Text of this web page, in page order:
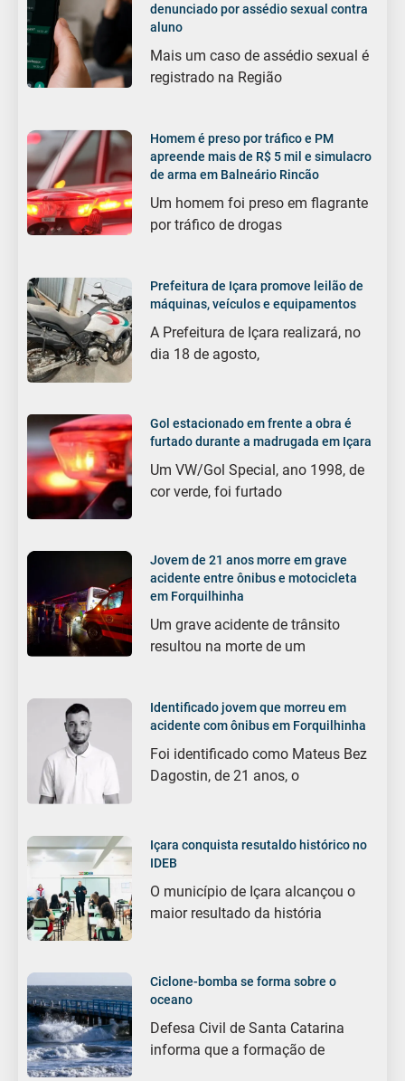
denunciado por assédio sexual contra
aluno
Mais um caso de assédio sexual é
registrado na Região
Homem é preso por tráfico e PM
apreende mais de R$ 5 mil e simulacro
de arma em Balneário Rincão
Um homem foi preso em flagrante
por tráfico de drogas
Prefeitura de Içara promove leilão de
máquinas, veículos e equipamentos
A Prefeitura de Içara realizará, no
dia 18 de agosto,
Gol estacionado em frente a obra é
furtado durante a madrugada em Içara
Um VW/Gol Special, ano 1998, de
cor verde, foi furtado
Jovem de 21 anos morre em grave
acidente entre ônibus e motocicleta
em Forquilhinha
Um grave acidente de trânsito
resultou na morte de um
Identificado jovem que morreu em
acidente com ônibus em Forquilhinha
Foi identificado como Mateus Bez
Dagostin, de 21 anos, o
Içara conquista resutaldo histórico no
IDEB
O município de Içara alcançou o
maior resultado da história
Ciclone-bomba se forma sobre o
oceano
Defesa Civil de Santa Catarina
informa que a formação de